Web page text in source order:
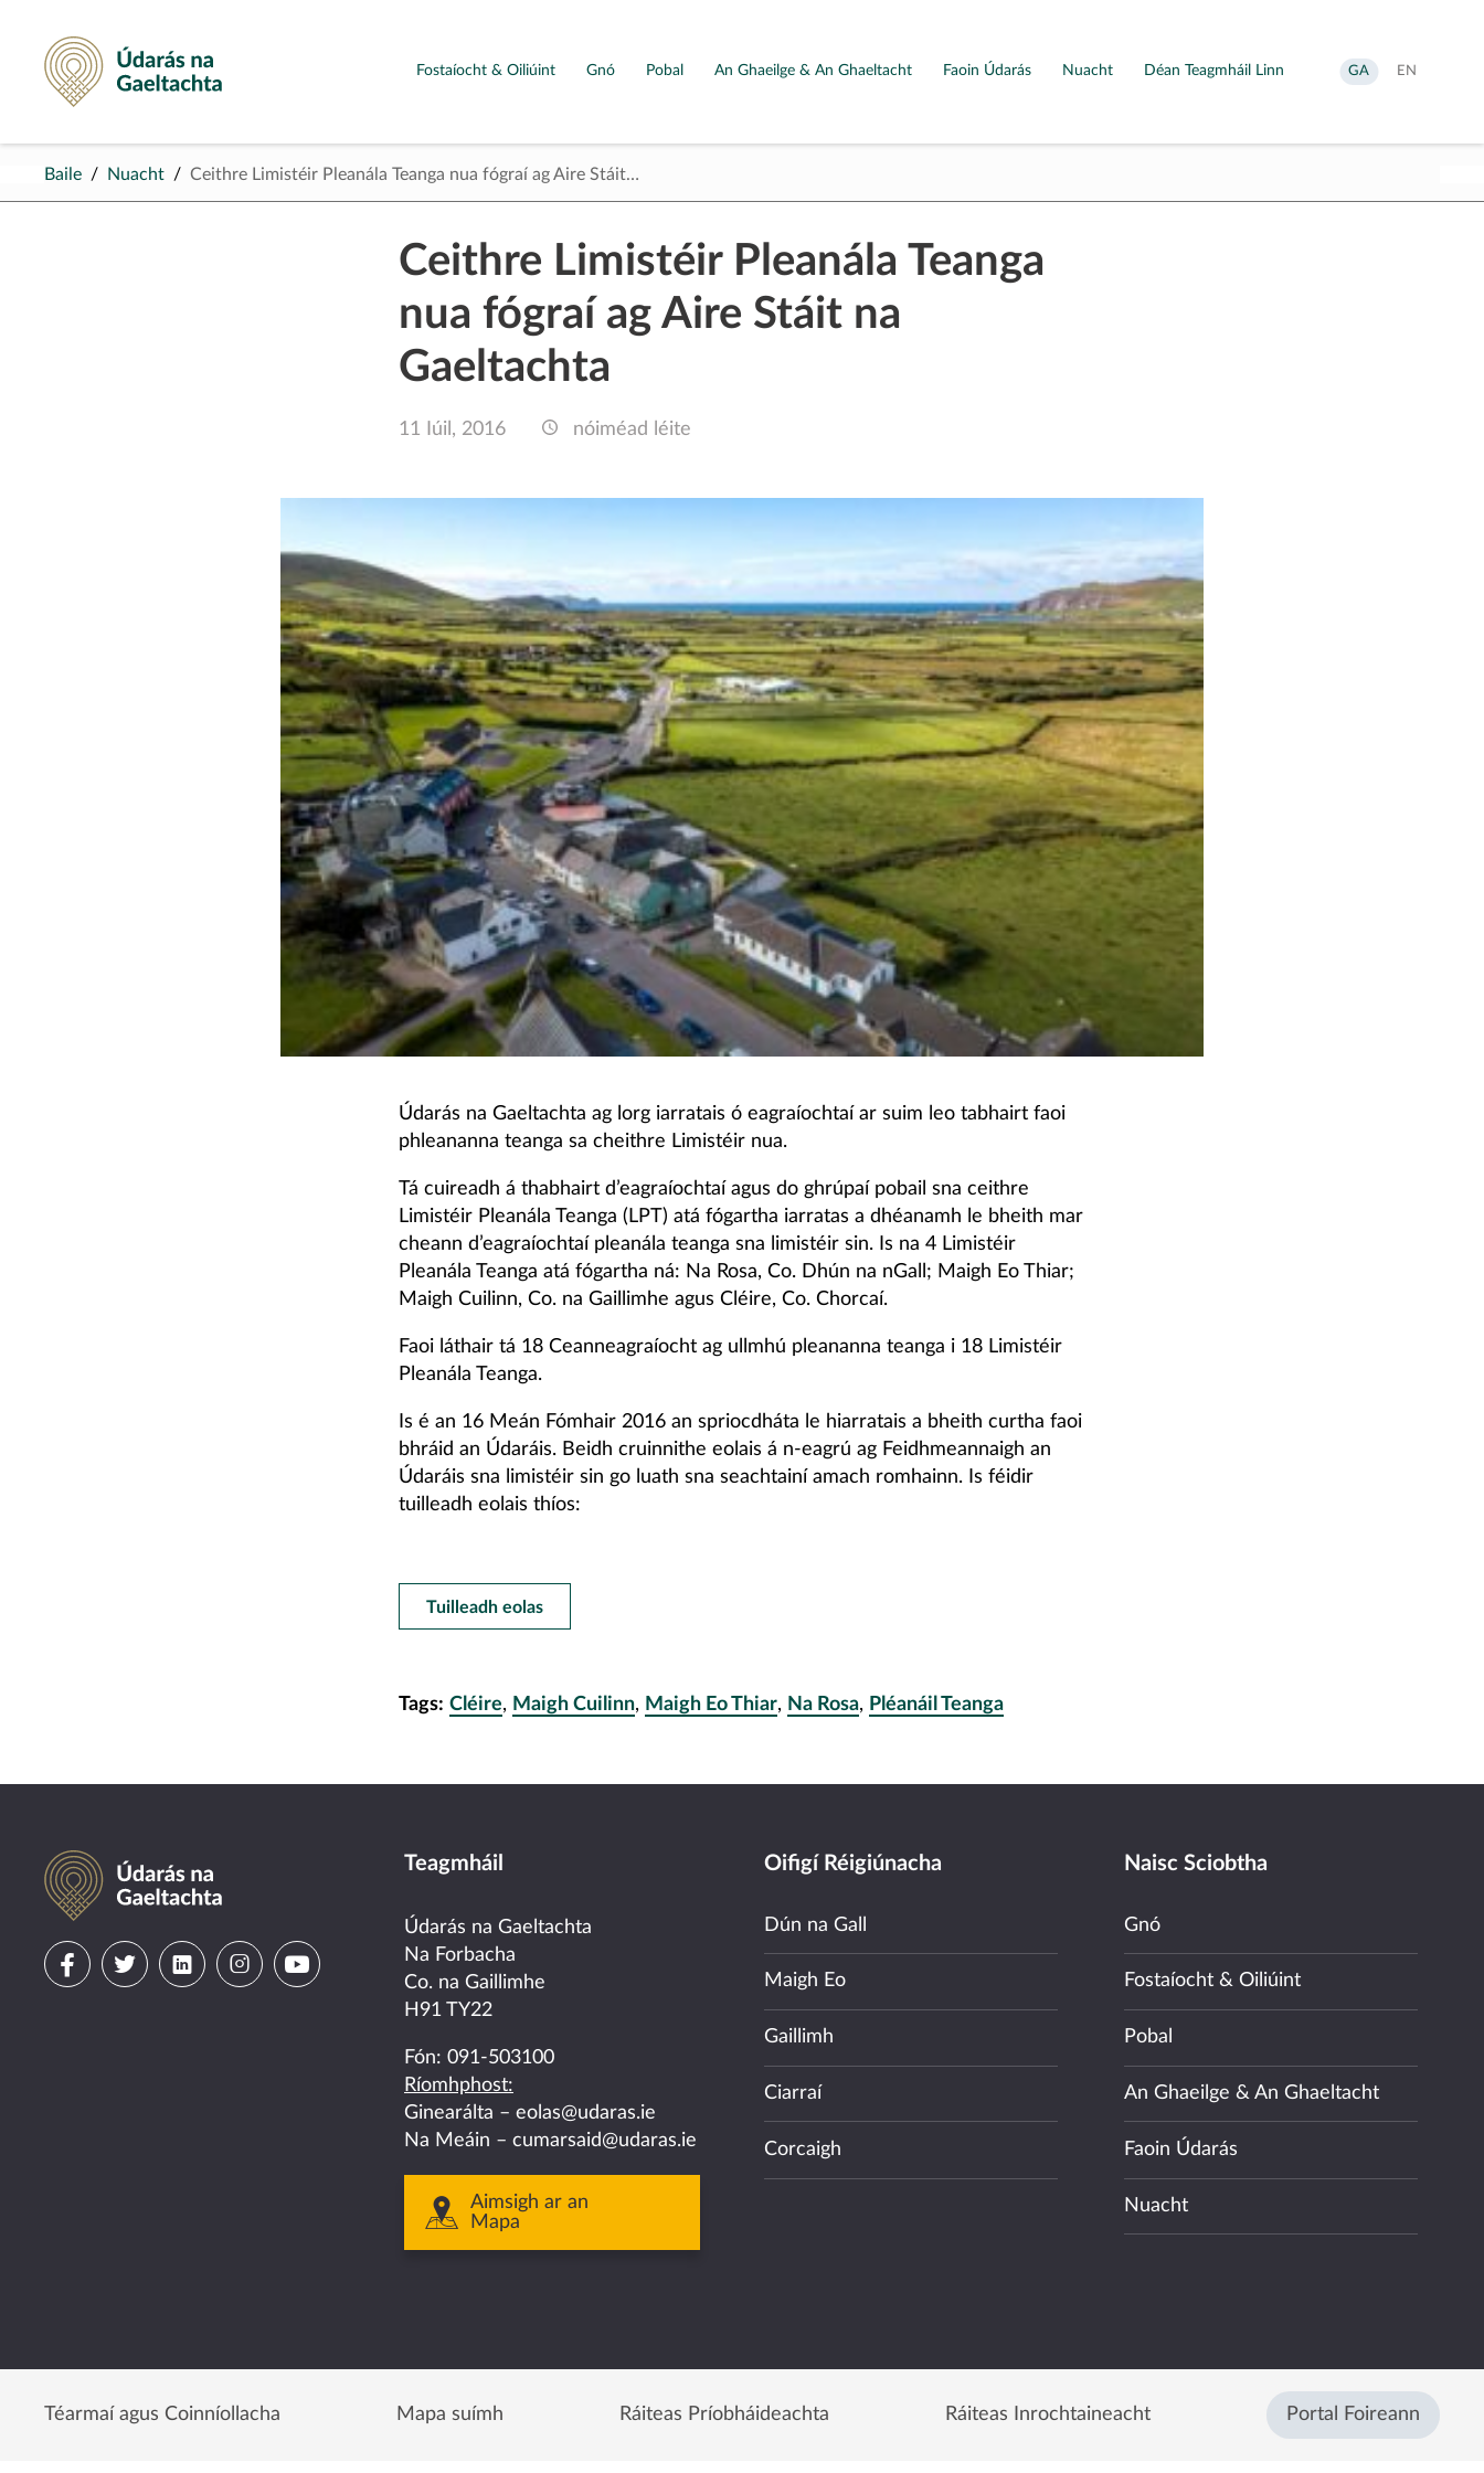
Údarás na Gaeltachta
Fostaíocht & Oiliúint Gnó Pobal An Ghaeilge & An Ghaeltacht Faoin Údarás Nuacht Déan Teagmháil Linn
Aistrigh
go
GA
Change
EN
Baile Nuacht Ceithre Limistéir Pleanála Teanga nua fógraí ag Aire Stáit…
Ceithre Limistéir Pleanála Teanga
nua fógraí ag Aire Stáit na
Gaeltachta
11 Iúil, 2016 nóiméad léite
Údarás na Gaeltachta ag lorg iarratais ó eagraíochtaí ar suim leo tabhairt faoi
phleananna teanga sa cheithre Limistéir nua.
Tá cuireadh á thabhairt d’eagraíochtaí agus do ghrúpaí pobail sna ceithre
Limistéir Pleanála Teanga (LPT) atá fógartha iarratas a dhéanamh le bheith mar
cheann d’eagraíochtaí pleanála teanga sna limistéir sin. Is na 4 Limistéir
Pleanála Teanga atá fógartha ná: Na Rosa, Co. Dhún na nGall; Maigh Eo Thiar;
Maigh Cuilinn, Co. na Gaillimhe agus Cléire, Co. Chorcaí.
Faoi láthair tá 18 Ceanneagraíocht ag ullmhú pleananna teanga i 18 Limistéir
Pleanála Teanga.
Is é an 16 Meán Fómhair 2016 an spriocdháta le hiarratais a bheith curtha faoi
bhráid an Údaráis. Beidh cruinnithe eolais á n-eagrú ag Feidhmeannaigh an
Údaráis sna limistéir sin go luath sna seachtainí amach romhainn. Is féidir
tuilleadh eolais thíos:
Tuilleadh eolas
Tags: Cléire, Maigh Cuilinn, Maigh Eo Thiar, Na Rosa, Pléanáil Teanga
Údarás na Gaeltachta
VisitVisitVisitVisit
instagram
Visit
youtube
Teagmháil
Údarás na Gaeltachta
Na Forbacha
Co. na Gaillimhe
H91 TY22
Fón: 091-503100
Ríomhphost:
Ginearálta – eolas@udaras.ie
Na Meáin – cumarsaid@udaras.ie
Aimsigh ar an
Mapa
Oifigí Réigiúnacha
Dún na Gall
Maigh Eo
Gaillimh
Ciarraí
Corcaigh
Naisc Sciobtha
Gnó
Fostaíocht & Oiliúint
Pobal
An Ghaeilge & An Ghaeltacht
Faoin Údarás
Nuacht
Téarmaí agus Coinníollacha Mapa suímh Ráiteas Príobháideachta Ráiteas Inrochtaineacht Portal Foireann